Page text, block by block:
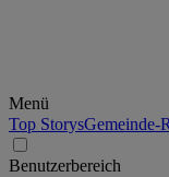
Menü
Top StorysGemeinde-
Benutzerbereich